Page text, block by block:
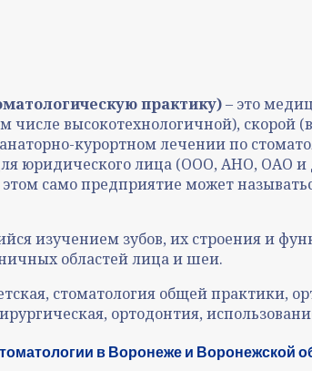
практику)– это
числе высокотехнологичной),
курортном лечении по
юридического лица (ООО, АНО, ОАО и
само предприятие может
изучением зубов, их строения и
областей лица и шеи.
стоматология общей практики,
ортодонтия,
в Воронеже и Воронежской